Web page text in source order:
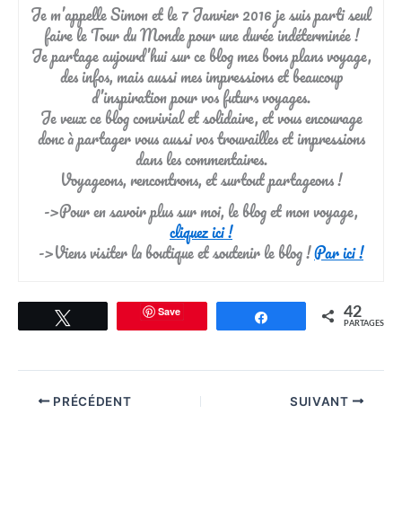
Je m’appelle Simon et le 7 Janvier 2016 je suis parti seul
faire le Tour du Monde pour une durée indéterminée !
Je partage aujourd’hui sur ce blog mes bons plans voyage,
des infos, mais aussi mes impressions et beaucoup
d’inspiration pour vos futurs voyages.
Je veux ce blog convivial et solidaire, et vous encourage
donc à partager vous aussi vos trouvailles et impressions
dans les commentaires.
Voyageons, rencontrons, et surtout partageons !
->Pour en savoir plus sur moi, le blog et mon voyage,
cliquez ici !
->Viens visiter la boutique et soutenir le blog !Par ici !
Save Partagez 42
PARTAGES
PRÉCÉDENT SUIVANT